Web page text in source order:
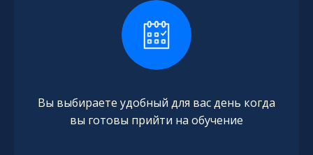
Вы выбираете удобный для вас день когда
вы готовы прийти на обучение